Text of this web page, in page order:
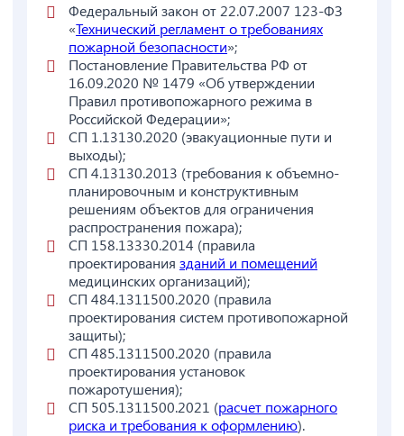
Федеральный закон от 22.07.2007 123-ФЗ
«Технический регламент о требованиях
пожарной безопасности»;
Постановление Правительства РФ от
16.09.2020 № 1479 «Об утверждении
Правил противопожарного режима в
Российской Федерации»;
СП 1.13130.2020 (эвакуационные пути и
выходы);
СП 4.13130.2013 (требования к объемно-
планировочным и конструктивным
решениям объектов для ограничения
распространения пожара);
СП 158.13330.2014 (правила
проектирования зданий и помещений
медицинских организаций);
СП 484.1311500.2020 (правила
проектирования систем противопожарной
защиты);
СП 485.1311500.2020 (правила
проектирования установок
пожаротушения);
СП 505.1311500.2021 (расчет пожарного
риска и требования к оформлению).